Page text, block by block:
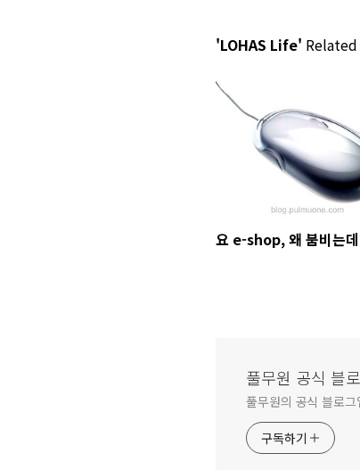
'LOHAS Life'
요 e-shop, 왜 붐비는
풀무원 공식 블
풀무원의 공식 블로
구독하기